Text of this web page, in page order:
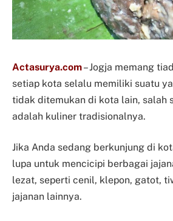
Actasurya.com– Jogja memang
setiap kota selalu memiliki suatu
tidak ditemukan di kota lain, salah
adalah kuliner tradisionalnya.
Jika Anda sedang berkunjung di
lupa untuk mencicipi berbagai
lezat, seperti cenil, klepon, gatot,
jajanan lainnya.